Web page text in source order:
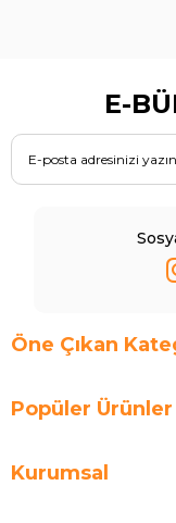
E-
Öne Çıkan
Popüler Ürünler
Kurumsal